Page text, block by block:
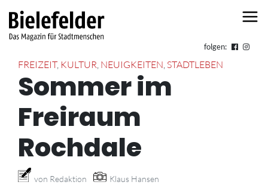
folgen:
FREIZEIT, KULTUR, NEUIGKEITEN, STADTLEBEN
Sommer im
Freiraum
Rochdale
von Redaktion Klaus Hansen